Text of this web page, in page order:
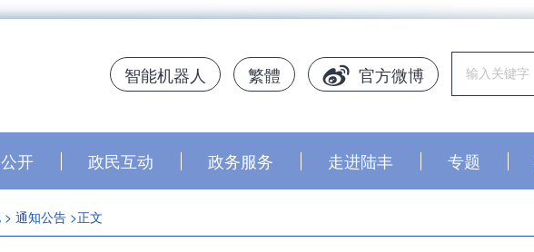
官方微博
繁體
智能机器人
开 政民互动 政务服务 走进陆丰 专题
> 通知公告 >正文